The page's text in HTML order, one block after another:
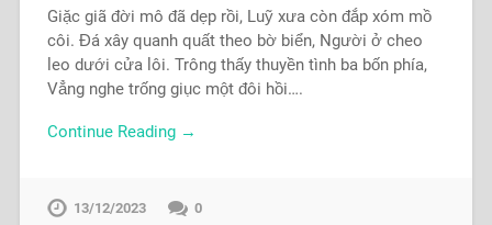
Giặc giã đời mô đã dẹp rồi, Luỹ xưa còn đắp xóm mồ
côi. Đá xây quanh quất theo bờ biển, Người ở cheo
leo dưới cửa lôi. Trông thấy thuyền tình ba bốn phía,
Vẳng nghe trống giục một đôi hồi….
Continue Reading →
13/12/2023 0